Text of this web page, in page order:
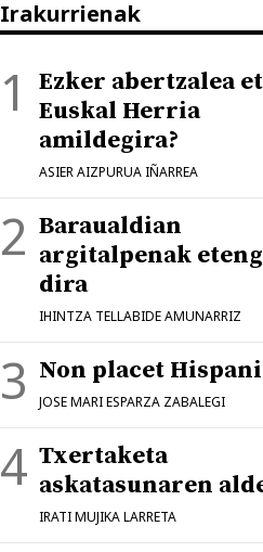
Irakurrienak
Ezker abertzalea
Euskal Herria
amildegira?
ASIER AIZPURUA IÑARREA
Baraualdian
argitalpenak
dira
IHINTZA TELLABIDE AMUNARRIZ
Non placet
JOSE MARI ESPARZA ZABALEGI
Txertaketa
askatasunaren
IRATI MUJIKA LARRETA